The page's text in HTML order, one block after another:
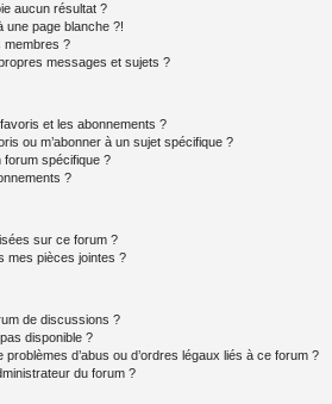
aucun résultat ?
une page blanche ?!
membres ?
messages et sujets ?
et les abonnements ?
ou m’abonner à un sujet spécifique ?
forum spécifique ?
?
sur ce forum ?
mes pièces jointes ?
de discussions ?
disponible ?
d’abus ou d’ordres légaux liés à ce forum ?
du forum ?